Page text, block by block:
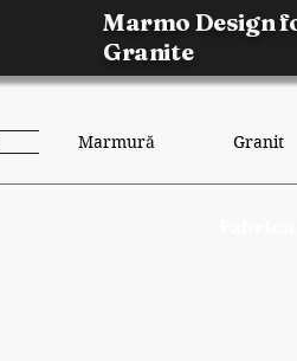
Marmo Design
Granite
Marmură Granit